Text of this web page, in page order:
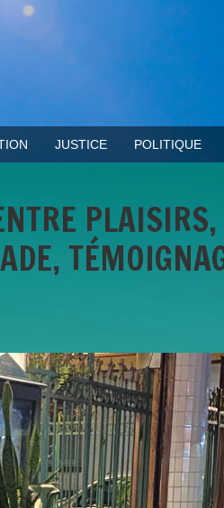
JUSTICE POLITIQUE
PLAISIRS,